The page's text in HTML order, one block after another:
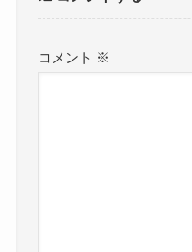
コメント ※